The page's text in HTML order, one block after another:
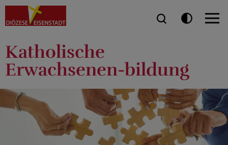
Katholische
Erwachsenen-bildung